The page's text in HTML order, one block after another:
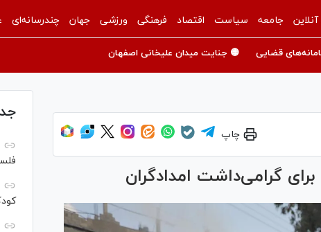
جامعه سیاست اقتصاد فرهنگی ورزشی جهان چندرسانه‌ای
قضایی 🟡 جنایت میدان علیخانی اصفهان
چاپ
گرامی‌داشت امدادگران